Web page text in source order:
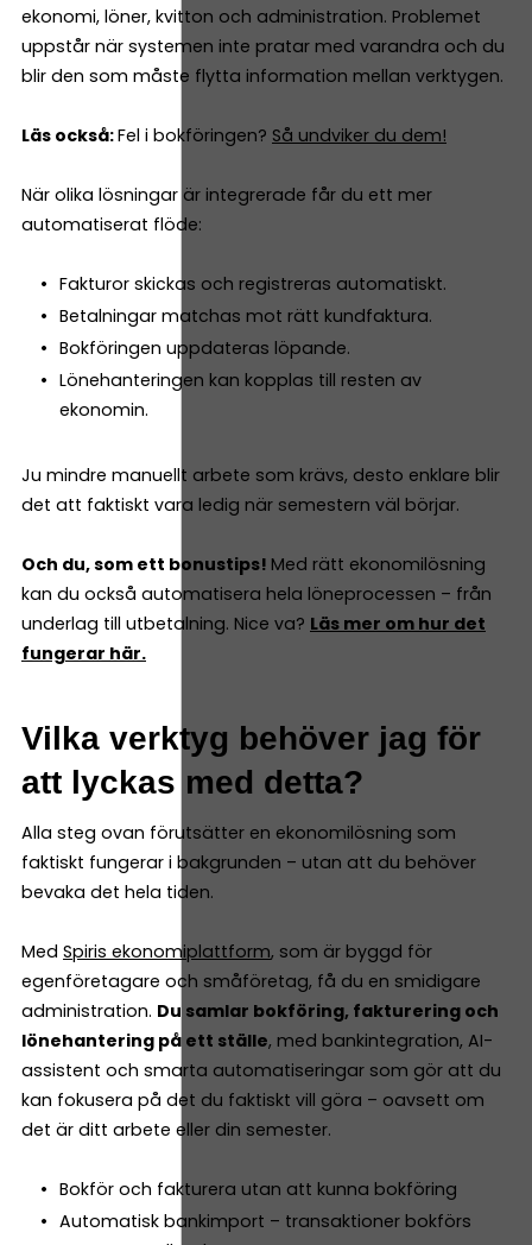
ekonomi, löner, kvitton och administration. Problemet
uppstår när systemen inte pratar med varandra och du
blir den som måste flytta information mellan verktygen.
Läs också:Fel i bokföringen? Så undviker du dem!
När olika lösningar är integrerade får du ett mer
automatiserat flöde:
Fakturor skickas och registreras automatiskt.
Betalningar matchas mot rätt kundfaktura.
Bokföringen uppdateras löpande.
Lönehanteringen kan kopplas till resten av
ekonomin.
Ju mindre manuellt arbete som krävs, desto enklare blir
det att faktiskt vara ledig när semestern väl börjar.
Och du, som ett bonustips! Med rätt ekonomilösning
kan du också automatisera hela löneprocessen – från
underlag till utbetalning. Nice va? Läs mer om hur det
fungerar här.
Vilka verktyg behöver jag för
att lyckas med detta?
Alla steg ovan förutsätter en ekonomilösning som
faktiskt fungerar i bakgrunden – utan att du behöver
bevaka det hela tiden.
Med Spiris ekonomiplattform, som är byggd för
egenföretagare och småföretag, få du en smidigare
administration. Du samlar bokföring, fakturering och
lönehantering på ett ställe, med bankintegration, AI-
assistent och smarta automatiseringar som gör att du
kan fokusera på det du faktiskt vill göra – oavsett om
det är ditt arbete eller din semester.
Bokför och fakturera utan att kunna bokföring
Automatisk bankimport – transaktioner bokförs